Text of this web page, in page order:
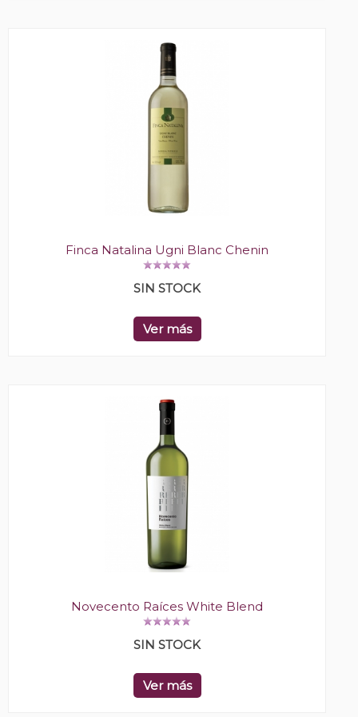
Finca Natalina Ugni Blanc Chenin
SIN STOCK
Ver más
Novecento Raíces White Blend
SIN STOCK
Ver más